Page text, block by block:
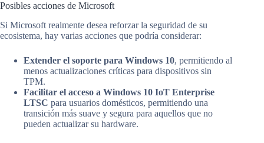
Posibles acciones de Microsoft
Si Microsoft realmente desea reforzar la seguridad de su
ecosistema, hay varias acciones que podría considerar:
Extender el soporte para Windows 10, permitiendo al
menos actualizaciones críticas para dispositivos sin
TPM.
Facilitar el acceso a Windows 10 IoT Enterprise
LTSC para usuarios domésticos, permitiendo una
transición más suave y segura para aquellos que no
pueden actualizar su hardware.